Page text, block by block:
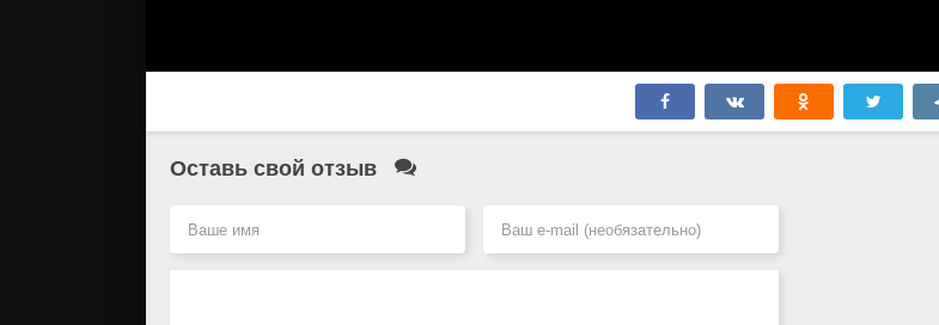
Оставь свой отзыв